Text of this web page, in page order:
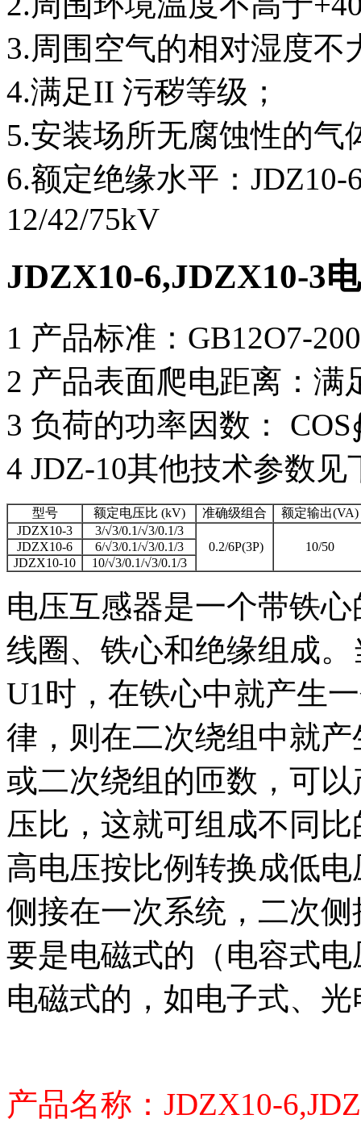
3.周围空气的相对湿度不
4.满足II 污秽等级；
5.安装场所无腐蚀性的气
6.额定绝缘水平：JDZ10-
12/42/75kV
JDZX10-6,JDZX10-3
1 产品标准：GB12O7-
2 产品表面爬电距离：满
3 负荷的功率因数：
4 JDZ-10其他技术参数见
型号 额定电压比 (kV) 准确级组合
额定输出(VA)
JDZX10-3
3/√3/0.1/√3/0.1/3
0.2/6P(3P)
10/50
JDZX10-6
6/√3/0.1/√3/0.1/3
JDZX10-10
10/√3/0.1/√3/0.1/3
电压互感器是一个带铁
线圈、铁心和绝缘组成
U1时，在铁心中就产生
律，则在二次绕组中就
或二次绕组的匝数，可
压比，这就可组成不同
高电压按比例转换成低
侧接在一次系统，二次
要是电磁式的（电容式
电磁式的，如电子式、光
产品名称：JDZX10-